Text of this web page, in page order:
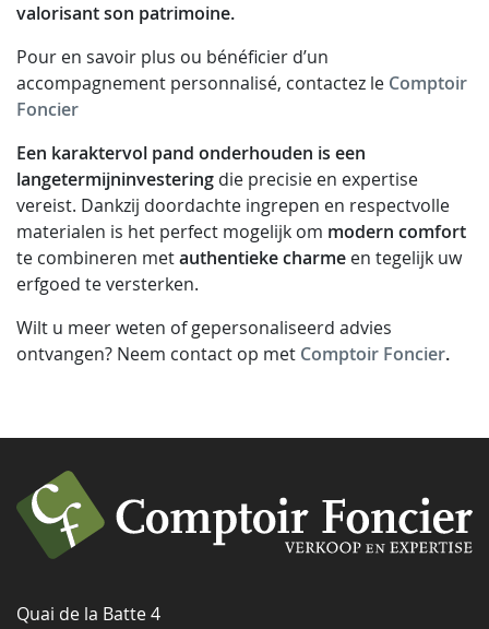
valorisant son patrimoine.
Pour en savoir plus ou bénéficier d’un
accompagnement personnalisé, contactez le Comptoir
Foncier
Een karaktervol pand onderhouden is een
langetermijninvestering die precisie en expertise
vereist. Dankzij doordachte ingrepen en respectvolle
materialen is het perfect mogelijk om modern comfort
te combineren metauthentieke charme en tegelijk uw
erfgoed te versterken.
Wilt u meer weten of gepersonaliseerd advies
ontvangen? Neem contact op met Comptoir Foncier.
Quai de la Batte 4